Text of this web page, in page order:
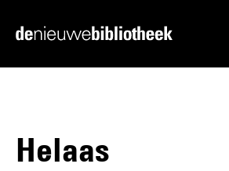
direct
direct
Ga
Helaas